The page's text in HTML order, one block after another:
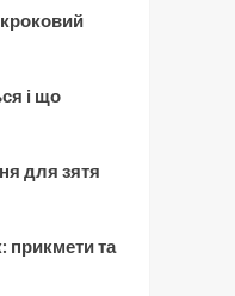
і що
для зятя
прикмети та